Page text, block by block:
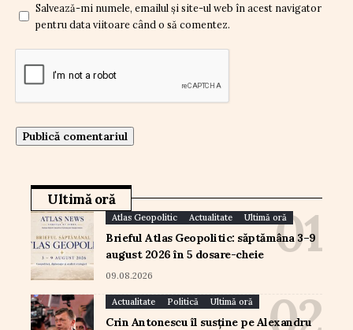
Salvează-mi numele, emailul și site-ul web în acest navigator
pentru data viitoare când o să comentez.
Ultimă oră
Atlas Geopolitic Actualitate Ultimă oră
Brieful Atlas Geopolitic: săptămâna 3–9
august 2026 în 5 dosare-cheie
09.08.2026
Actualitate Politică Ultimă oră
Crin Antonescu îl susține pe Alexandru